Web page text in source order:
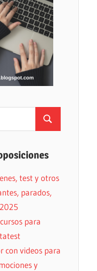
Buscar
test y otros
parados,
para
con videos para
y